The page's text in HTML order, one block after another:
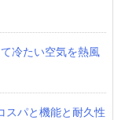
冷たい空気を熱風
スパと機能と耐久性